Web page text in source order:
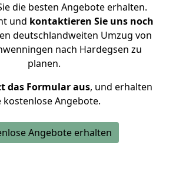
die besten Angebote erhalten.
und kontaktieren Sie uns noch
deutschlandweiten Umzug von
nach Hardegsen zu
planen.
das Formular aus, und erhalten
kostenlose Angebote.
Angebote erhalten